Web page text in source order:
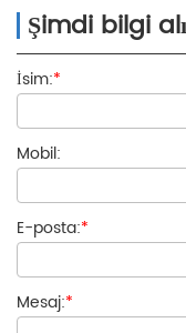
Şimdi bilgi
İsim:*
Mobil:
E-posta:*
Mesaj:*